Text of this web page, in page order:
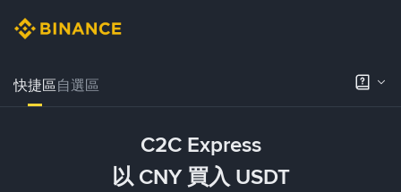
快捷區自選區
C2C Express
以 CNY 買入 USDT